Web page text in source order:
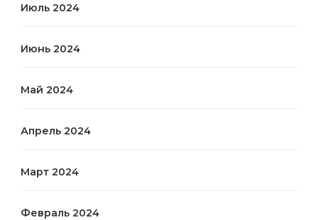
Июль 2024
Июнь 2024
Май 2024
Апрель 2024
Март 2024
Февраль 2024